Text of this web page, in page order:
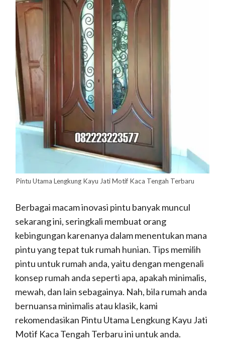
Pintu Utama Lengkung Kayu Jati Motif Kaca Tengah Terbaru
Berbagai macam inovasi pintu banyak muncul
sekarang ini, seringkali membuat orang
kebingungan karenanya dalam menentukan mana
pintu yang tepat tuk rumah hunian. Tips memilih
pintu untuk rumah anda, yaitu dengan mengenali
konsep rumah anda seperti apa, apakah minimalis,
mewah, dan lain sebagainya. Nah, bila rumah anda
bernuansa minimalis atau klasik, kami
rekomendasikan Pintu Utama Lengkung Kayu Jati
Motif Kaca Tengah Terbaru ini untuk anda.